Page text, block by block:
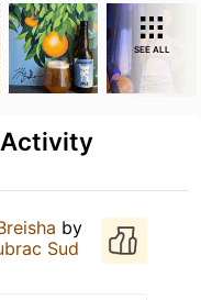
SEE ALL
by
Sud